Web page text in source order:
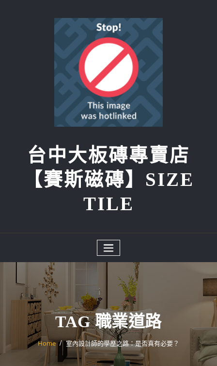
台中大板磚專賣店
【賽斯磁磚】SIZE
TILE
TAG 職業道路
Home 室內設計師的學歷之路：是否真有必要？